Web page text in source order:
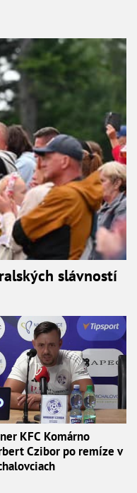
slávností
KFC Komárno
Czibor po remíze v